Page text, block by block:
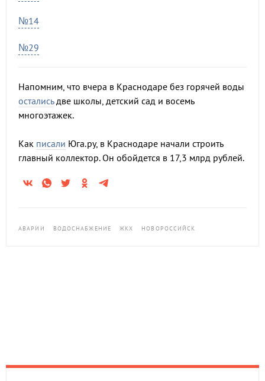
№14
№29
Напомним, что вчера в Краснодаре без горячей воды
осталисьдве школы, детский сад и восемь
многоэтажек.
Как писали Юга.ру, в Краснодаре начали строить
главный коллектор. Он обойдется в 17,3 млрд рублей.
АВАРИИ ВОДОСНАБЖЕНИЕ ЖКХ НОВОРОССИЙСК